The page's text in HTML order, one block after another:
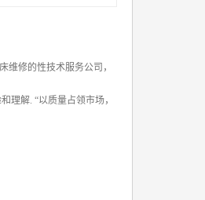
维修的性技术服务公司，
理解. “以质量占领市场，